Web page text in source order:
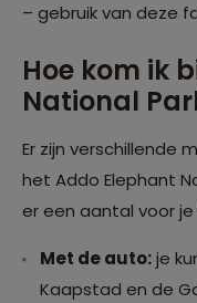
– gebruik van deze
Hoe kom ik
National
Er zijn verschillende
het Addo Elephant
er een aantal voor
Met de auto:je
Kaapstad en de